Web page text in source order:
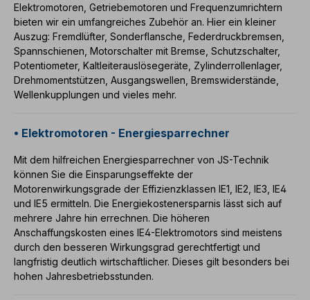
Elektromotoren, Getriebemotoren und Frequenzumrichtern
bieten wir ein umfangreiches Zubehör an. Hier ein kleiner
Auszug: Fremdlüfter, Sonderflansche, Federdruckbremsen,
Spannschienen, Motorschalter mit Bremse, Schutzschalter,
Potentiometer, Kaltleiterauslösegeräte, Zylinderrollenlager,
Drehmomentstützen, Ausgangswellen, Bremswiderstände,
Wellenkupplungen und vieles mehr.
• Elektromotoren - Energiesparrechner
Mit dem hilfreichen Energiesparrechner von JS-Technik
können Sie die Einsparungseffekte der
Motorenwirkungsgrade der Effizienzklassen IE1, IE2, IE3, IE4
und IE5 ermitteln. Die Energiekostenersparnis lässt sich auf
mehrere Jahre hin errechnen. Die höheren
Anschaffungskosten eines IE4-Elektromotors sind meistens
durch den besseren Wirkungsgrad gerechtfertigt und
langfristig deutlich wirtschaftlicher. Dieses gilt besonders bei
hohen Jahresbetriebsstunden.